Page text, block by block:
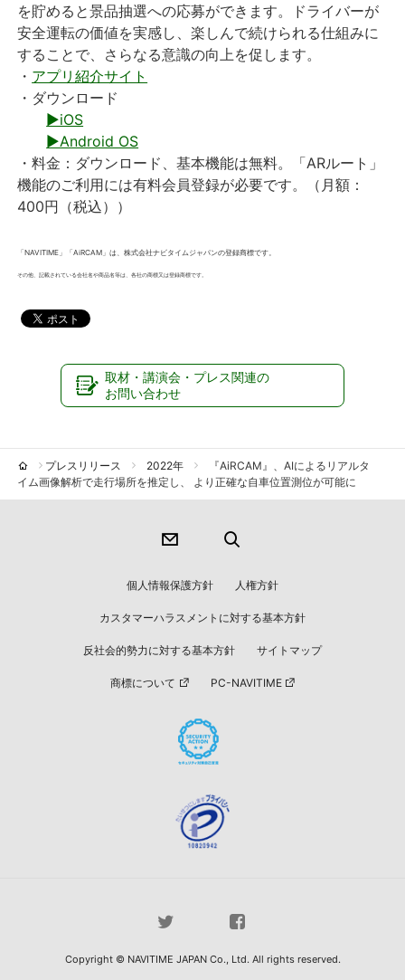
を貯めると景品抽選への応募ができます。ドライバーが
安全運転の価値を実感し、楽しんで続けられる仕組みに
することで、さらなる意識の向上を促します。
・ アプリ紹介サイト
・ダウンロード
▶iOS
▶Android OS
・料金：ダウンロード、基本機能は無料。「ARルート」
機能のご利用には有料会員登録が必要です。（月額：
400円（税込））
「NAVITIME」「AiRCAM」は、株式会社ナビタイムジャパンの登録商標です。
その他、記載されている会社名や商品名等は、各社の商標又は登録商標です。
取材・講演会・プレス関連の
お問い合わせ
プレスリリース 2022年
『AiRCAM』、AIによるリアルタ
イム画像解析で走行場所を推定し、 より正確な自車位置測位が可能に
個人情報保護方針 人権方針
カスタマーハラスメントに対する基本方針
反社会的勢力に対する基本方針 サイトマップ
商標について PC-NAVITIME
Copyright © NAVITIME JAPAN Co., Ltd. All rights reserved.